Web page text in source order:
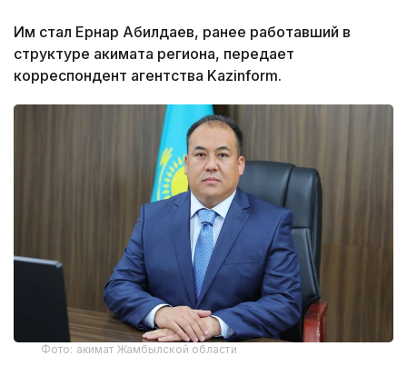
Им стал Ернар Абилдаев, ранее работавший в
структуре акимата региона, передает
корреспондент агентства Kazinform.
Фото: акимат Жамбылской области